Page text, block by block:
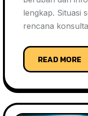
lengkap. Situasi
rencana
READ MORE